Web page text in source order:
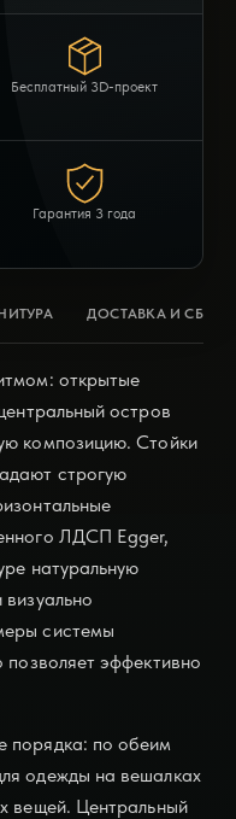
Бесплатный 3D-проект
Гарантия 3 года
ДОСТАВКА И
открытые
остров
композицию. Стойки
строгую
ЛДСП Egger,
натуральную
системы
эффективно
порядка: по обеим
одежды на вешалках
вещей. Центральный